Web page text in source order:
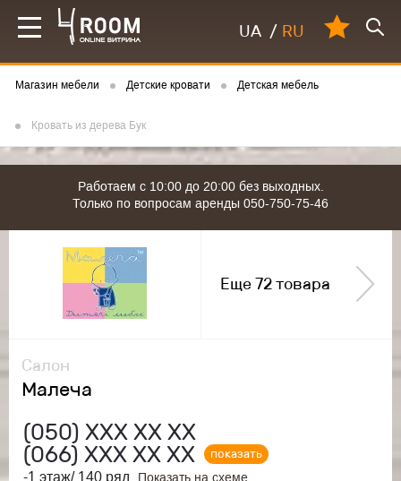
UA / RU
Магазин мебели Детские кровати Детская мебель
Кровать из дерева Бук
Работаем с 10:00 до 20:00 без выходных.
Только по вопросам аренды 050-750-75-46
Салон
Малеча
(050) ХХХ ХХ ХХ
(066) ХХХ ХХ ХХ
показать
-1 этаж/ 140 ряд
Показать на схеме
Еще 72 товара